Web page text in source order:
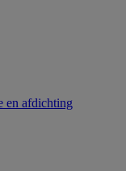
en afdichting